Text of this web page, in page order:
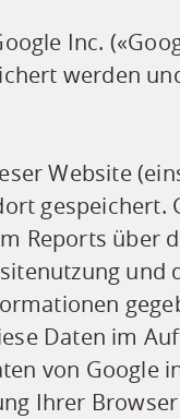
Inc.
werden
Website
gespeichert.
Reports über
und
Daten im
von Google
Ihrer